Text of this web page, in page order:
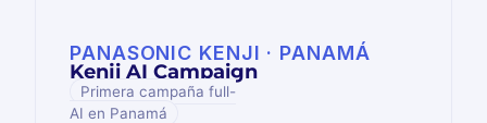
PANASONIC KENJI · PANAMÁ
Kenji AI Campaign
Primera campaña full-
AI en Panamá